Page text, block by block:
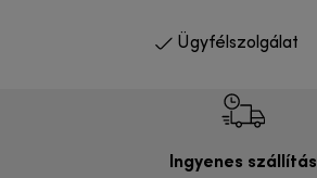
Ügyfélszolgálat
Ingyenes szállítás